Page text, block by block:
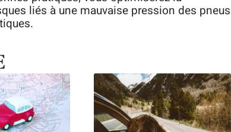
liés à une mauvaise pression des pneus